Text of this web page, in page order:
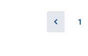
1